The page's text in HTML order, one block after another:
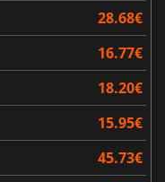
28.68€
16.77€
18.20€
15.95€
45.73€